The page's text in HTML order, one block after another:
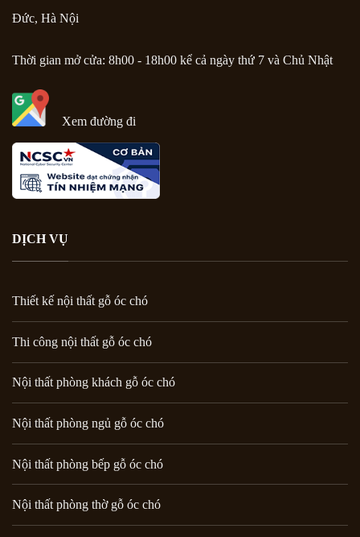
Đức, Hà Nội
Thời gian mở cửa: 8h00 - 18h00 kể cả ngày thứ 7 và Chủ Nhật
Xem đường đi
DỊCH VỤ
Thiết kế nội thất gỗ óc chó
Thi công nội thất gỗ óc chó
Nội thất phòng khách gỗ óc chó
Nội thất phòng ngủ gỗ óc chó
Nội thất phòng bếp gỗ óc chó
Nội thất phòng thờ gỗ óc chó